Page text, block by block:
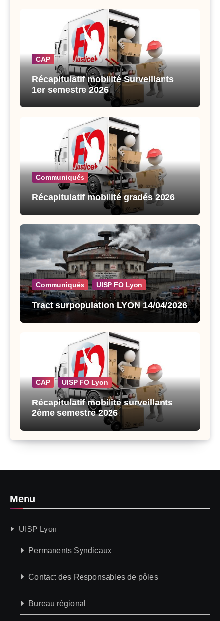
CAP
Récapitulatif mobilité Surveillants
1er semestre 2026
Communiqués
Récapitulatif mobilité gradés 2026
Communiqués UISP FO Lyon
Tract surpopulation LYON 14/04/2026
CAP UISP FO Lyon
Récapitulatif mobilité surveillants
2ème semestre 2026
Menu
UISP Lyon
Permanents Syndicaux
Contact des Responsables de pôles
Bureau régional